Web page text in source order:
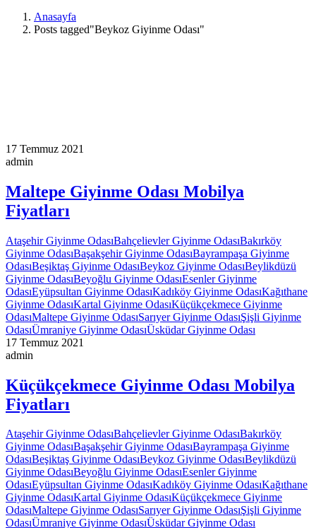
Anasayfa
Posts tagged"Beykoz Giyinme Odası"
17 Temmuz 2021
admin
Maltepe Giyinme Odası Mobilya
Fiyatları
Ataşehir Giyinme OdasıBahçelievler Giyinme OdasıBakırköy
Giyinme OdasıBaşakşehir Giyinme OdasıBayrampaşa Giyinme
OdasıBeşiktaş Giyinme OdasıBeykoz Giyinme OdasıBeylikdüzü
Giyinme OdasıBeyoğlu Giyinme OdasıEsenler Giyinme
OdasıEyüpsultan Giyinme OdasıKadıköy Giyinme OdasıKağıthane
Giyinme OdasıKartal Giyinme OdasıKüçükçekmece Giyinme
OdasıMaltepe Giyinme OdasıSarıyer Giyinme OdasıŞişli Giyinme
OdasıÜmraniye Giyinme OdasıÜsküdar Giyinme Odası
17 Temmuz 2021
admin
Küçükçekmece Giyinme Odası Mobilya
Fiyatları
Ataşehir Giyinme OdasıBahçelievler Giyinme OdasıBakırköy
Giyinme OdasıBaşakşehir Giyinme OdasıBayrampaşa Giyinme
OdasıBeşiktaş Giyinme OdasıBeykoz Giyinme OdasıBeylikdüzü
Giyinme OdasıBeyoğlu Giyinme OdasıEsenler Giyinme
OdasıEyüpsultan Giyinme OdasıKadıköy Giyinme OdasıKağıthane
Giyinme OdasıKartal Giyinme OdasıKüçükçekmece Giyinme
OdasıMaltepe Giyinme OdasıSarıyer Giyinme OdasıŞişli Giyinme
OdasıÜmraniye Giyinme OdasıÜsküdar Giyinme Odası